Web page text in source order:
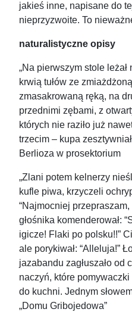
jakieś inne, napisane do
nieprzyzwoite. To
naturalistyczne opisy
„Na pierwszym stole
krwią tułów ze
zmasakrowaną ręką, na
przednimi zębami, z
których nie raziło już
trzecim – kupa
Berlioza w prosektorium
„Zlani potem kelnerzy
kufle piwa, krzyczeli
“Najmocniej przepraszam,
głośnika komenderował:
igicze! Flaki po polsku!!”
ale porykiwał: “Alleluja!”
jazabandu zagłuszało od
naczyń, które pomywaczki
do kuchni. Jednym
„Domu Gribojedowa”